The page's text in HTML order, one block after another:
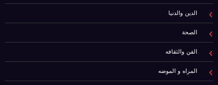
الدين والدنيا
الصحة
الفن والثقافه
المراه و الموضه